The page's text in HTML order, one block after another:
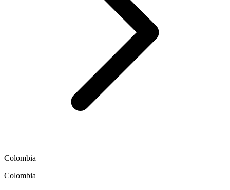
Colombia
Colombia